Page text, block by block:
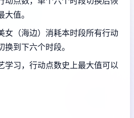
值。
女（海边）消耗本时段所有行动
到下六个时段。
学习，行动点数史上最大值可以